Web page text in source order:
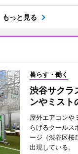
もっと見る
暮らす・働く
渋谷サクラ
ンやミスト
屋外エアコンや
らげるクールス
ージ（渋谷区桜
出現している。